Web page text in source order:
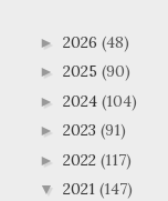
► 2026 (48)
► 2025 (90)
► 2024 (104)
► 2023 (91)
► 2022 (117)
▼ 2021 (147)